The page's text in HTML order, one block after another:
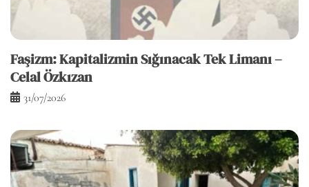
Faşizm: Kapitalizmin Sığınacak Tek Limanı –
Celal Özkızan
31/07/2026